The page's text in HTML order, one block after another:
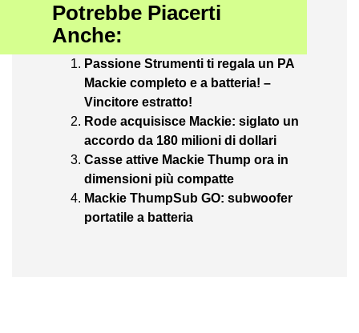
Potrebbe Piacerti
Anche:
Passione Strumenti ti regala un PA
Mackie completo e a batteria! –
Vincitore estratto!
Rode acquisisce Mackie: siglato un
accordo da 180 milioni di dollari
Casse attive Mackie Thump ora in
dimensioni più compatte
Mackie ThumpSub GO: subwoofer
portatile a batteria